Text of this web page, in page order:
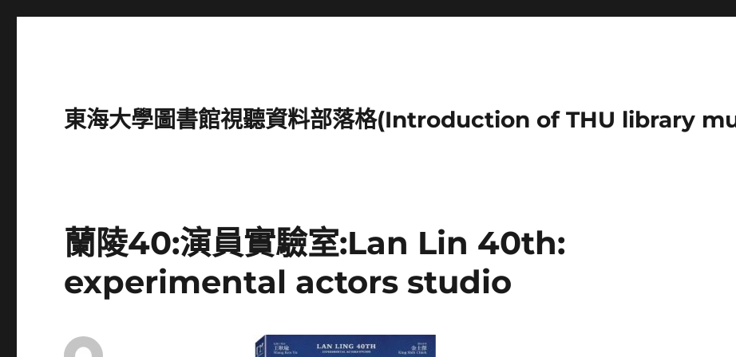
東海大學圖書館視聽資料部落格(Introduction of THU library
蘭陵40:演員實驗室:Lan Lin 40th:
experimental actors studio